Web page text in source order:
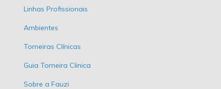
Linhas Profissionais
Ambientes
Torneiras Clínicas
Guia Torneira Clinica
Sobre a Fauzi